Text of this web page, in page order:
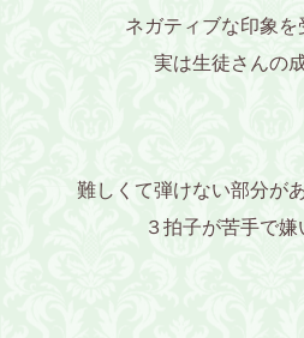
ネガティブな印象を
実は生徒さんの
難しくて弾けない部分が
３拍子が苦手で嫌